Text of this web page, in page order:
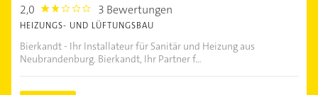
2,0 2.0 3 Bewertungen
HEIZUNGS- UND LÜFTUNGSBAU
Bierkandt - Ihr Installateur für Sanitär und Heizung aus
Neubrandenburg. Bierkandt, Ihr Partner f...